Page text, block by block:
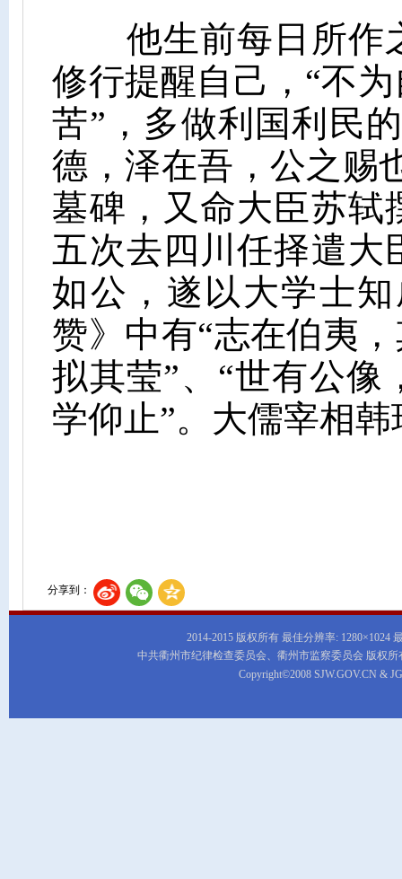
他生前每日所作
修行提醒自己，“不
苦”，多做利国利民
德，泽在吾，公之赐
墓碑，又命大臣苏轼
五次去四川任择遣大
如公，遂以大学士
赞》中有“志在伯夷
拟其莹”、“世有公
学仰止”。大儒宰相
分享到：
2014-2015 版权所有 最佳分辨率: 1280×1024
中共衢州市纪律检查委员会、衢州市监察委员会 版权
Copyright©2008 SJW.GOV.CN &